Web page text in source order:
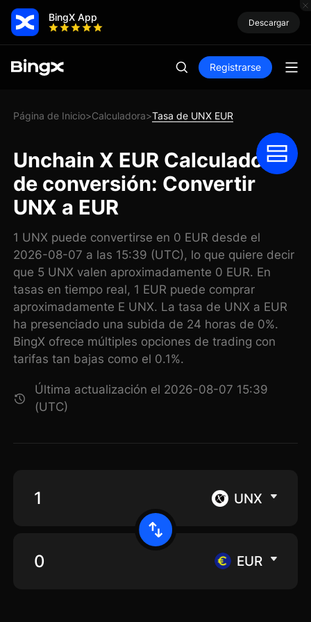
BingX App Descargar
Registrarse
Página de Inicio>Calculadora>Tasa de UNX EUR
Unchain X EUR Calculadora
de conversión: Convertir
UNX a EUR
1 UNX puede convertirse en 0 EUR desde el
2026-08-07 a las 15:39 (UTC), lo que quiere decir
que 5 UNX valen aproximadamente 0 EUR. En
tasas en tiempo real, 1 EUR puede comprar
aproximadamente E UNX. La tasa de UNX a EUR
ha presenciado una subida de 24 horas de 0%.
BingX ofrece múltiples opciones de trading con
tarifas tan bajas como el 0.1%.
Última actualización el 2026-08-07 15:39
(UTC)
UNX
EUR